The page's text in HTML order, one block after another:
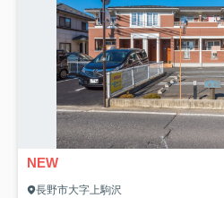
NEW
長野市大字上駒沢